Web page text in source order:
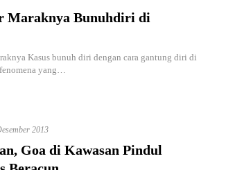
Maraknya Bunuhdiri di
Kasus bunuh diri dengan cara gantung diri di
yang…
2013
Goa di Kawasan Pindul